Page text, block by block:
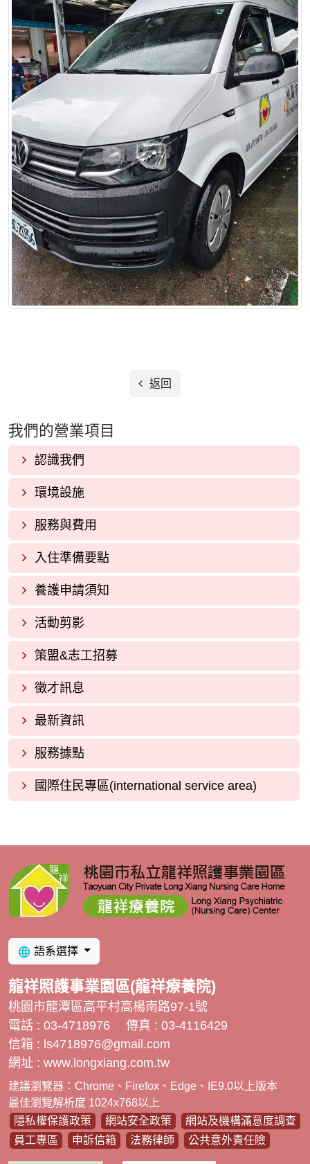
返回
我們的營業項目
認識我們
環境設施
服務與費用
入住準備要點
養護申請須知
活動剪影
策盟&志工招募
徵才訊息
最新資訊
服務據點
國際住民專區(international service area)
語系選擇
龍祥照護事業園區(龍祥療養院)
桃園市龍潭區高平村高楊南路97-1號
電話 : 03-4718976 傳真 : 03-4116429
信箱 : ls4718976@gmail.com
網址 : www.longxiang.com.tw
建議瀏覽器：Chrome、Firefox、Edge、IE9.0以上版本
最佳瀏覽解析度 1024x768以上
隱私權保護政策
網站安全政策
網站及機構滿意度調查
員工專區
申訴信箱 法務律師 公共意外責任險